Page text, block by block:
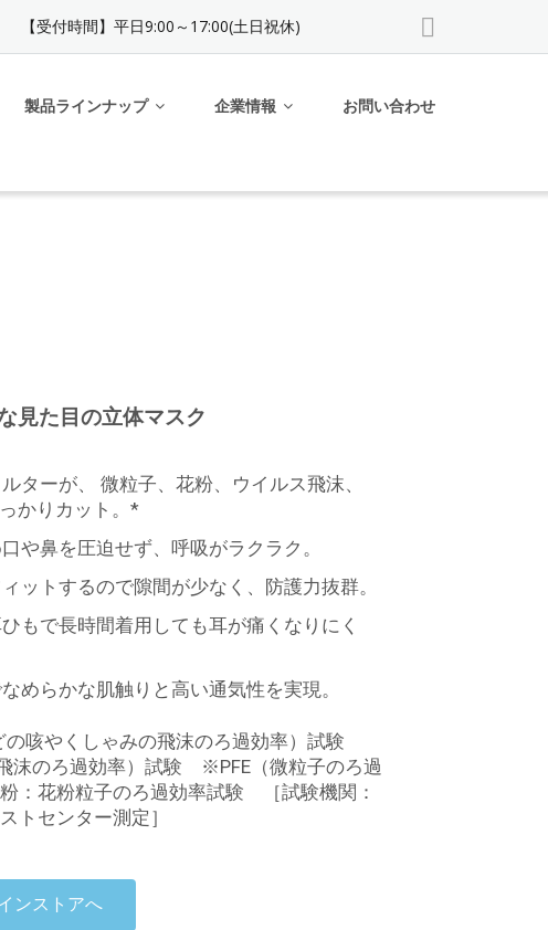
【受付時間】平日9:00～17:00(土日祝休)
製品ラインナップ 企業情報 お問い合わせ
見た目の立体マスク
ターが、 微粒子、花粉、ウイルス飛沫、
かりカット。*
や鼻を圧迫せず、呼吸がラクラク。
ットするので隙間が少なく、防護力抜群。
もで長時間着用しても耳が痛くなりにく
めらかな肌触りと高い通気性を実現。
咳やくしゃみの飛沫のろ過効率）試験
沫のろ過効率）試験 ※PFE（微粒子のろ過
花粉粒子のろ過効率試験 ［試験機関：
トセンター測定］
ンストアへ